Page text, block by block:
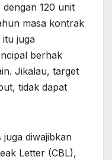
120 unit
masa kontrak
itu juga
berhak
Jikalau, target
tidak dapat
juga diwajibkan
Letter (CBL),